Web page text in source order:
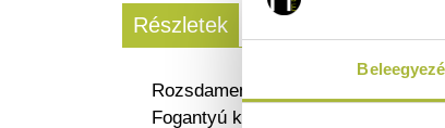
Részletek
Rozsdamentes acélból készült.
Fogantyú kampóval.